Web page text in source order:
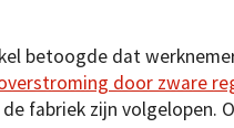
betoogde dat
door zware
fabriek zijn volgelopen.